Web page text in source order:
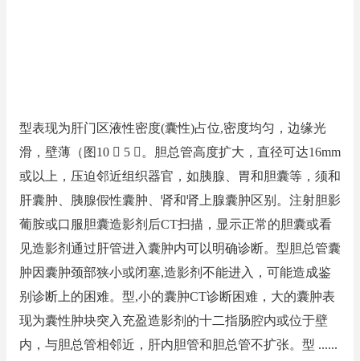
型表现为肝门区液性密度(囊性)占位,密度均匀，边缘光
滑，壁薄（图10  5 。胆总管高度扩大，直径可达16mm
或以上，压迫邻近组织器官，如胰腺、胃和胆囊等，须和
肝囊肿、胰腺假性囊肿、肾和肾上腺囊肿区别。注射胆影
葡胺或口服胆囊造影剂后CT扫描，显示正常的胆囊或看
见造影剂通过肝管进入囊肿内可以明确诊断。型胆总管囊
肿因囊肿颈部狭小或闭塞,造影剂不能进入，可能造成鉴
别诊断上的困难。型,小的囊肿CT诊断困难，大的囊肿表
现为囊性肿块突入充盈造影剂的十二指肠腔内或位于壁
内，与胆总管相邻近，肝内胆管和胆总管不扩张。型 ......